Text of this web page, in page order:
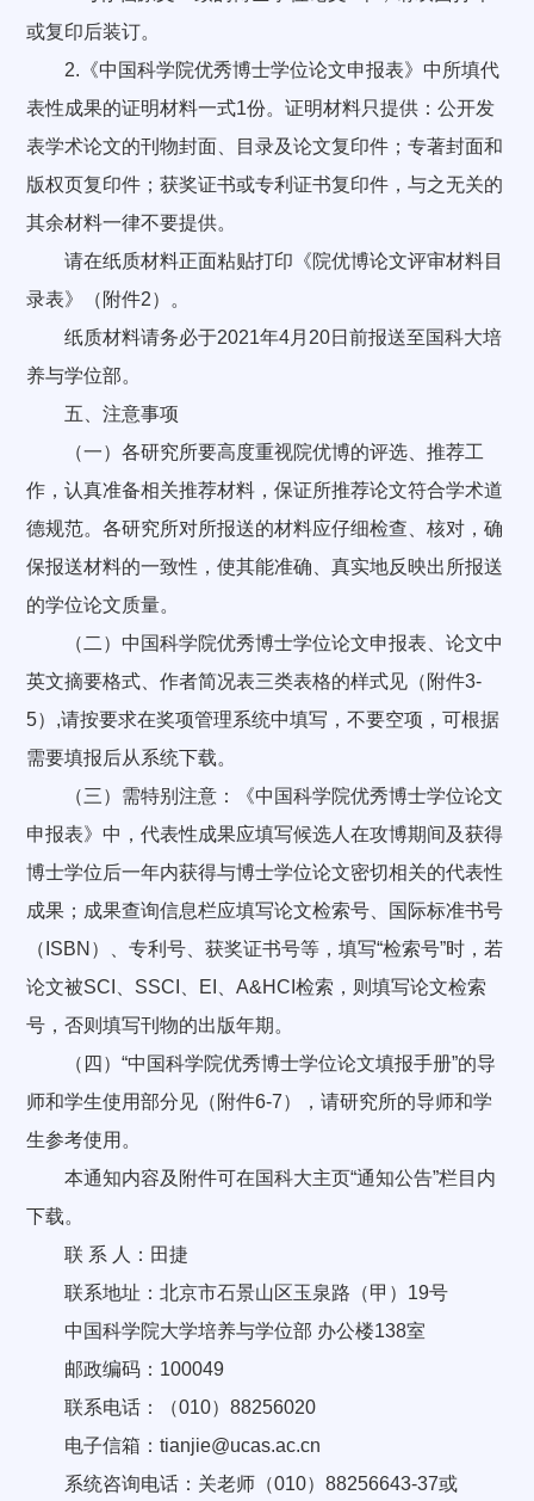
或复印后装订。
2.《中国科学院优秀博士学位论文申报表》中所填代
表性成果的证明材料一式1份。证明材料只提供：公开发
表学术论文的刊物封面、目录及论文复印件；专著封面和
版权页复印件；获奖证书或专利证书复印件，与之无关的
其余材料一律不要提供。
请在纸质材料正面粘贴打印《院优博论文评审材料目
录表》（附件2）。
纸质材料请务必于2021年4月20日前报送至国科大培
养与学位部。
五、注意事项
（一）各研究所要高度重视院优博的评选、推荐工
作，认真准备相关推荐材料，保证所推荐论文符合学术道
德规范。各研究所对所报送的材料应仔细检查、核对，确
保报送材料的一致性，使其能准确、真实地反映出所报送
的学位论文质量。
（二）中国科学院优秀博士学位论文申报表、论文中
英文摘要格式、作者简况表三类表格的样式见（附件3-
5）,请按要求在奖项管理系统中填写，不要空项，可根据
需要填报后从系统下载。
（三）需特别注意：《中国科学院优秀博士学位论文
申报表》中，代表性成果应填写候选人在攻博期间及获得
博士学位后一年内获得与博士学位论文密切相关的代表性
成果；成果查询信息栏应填写论文检索号、国际标准书号
（ISBN）、专利号、获奖证书号等，填写“检索号”时，若
论文被SCI、SSCI、EI、A&HCI检索，则填写论文检索
号，否则填写刊物的出版年期。
（四）“中国科学院优秀博士学位论文填报手册”的导
师和学生使用部分见（附件6-7），请研究所的导师和学
生参考使用。
本通知内容及附件可在国科大主页“通知公告”栏目内
下载。
联 系 人：田捷
联系地址：北京市石景山区玉泉路（甲）19号
中国科学院大学培养与学位部 办公楼138室
邮政编码：100049
联系电话：（010）88256020
电子信箱：tianjie@ucas.ac.cn
系统咨询电话：关老师（010）88256643-37或